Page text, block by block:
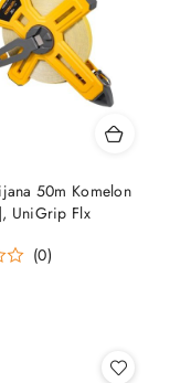
50m Komelon
UniGrip Flx
(0)